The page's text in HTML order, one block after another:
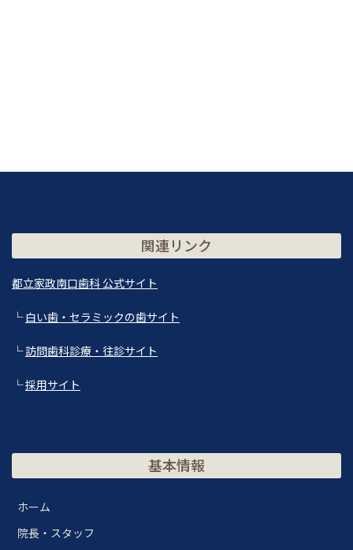
関連リンク
都立家政南口歯科 公式サイト
└白い歯・セラミックの歯サイト
└訪問歯科診療・往診サイト
└採用サイト
基本情報
ホーム
院長・スタッフ